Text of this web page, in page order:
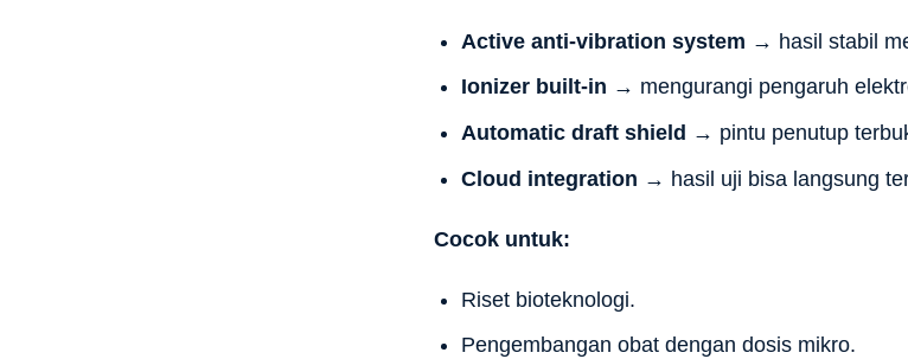
Active anti-vibration system → hasil stabil
Ionizer built-in → mengurangi pengaruh
Automatic draft shield → pintu penutup
Cloud integration → hasil uji bisa langsung
Cocok untuk:
Riset bioteknologi.
Pengembangan obat dengan dosis mikro.